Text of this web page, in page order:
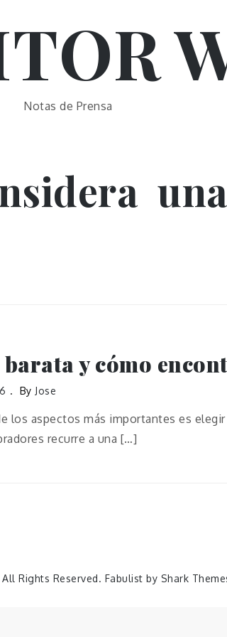
Notas de Prensa
una
y cómo
By Jose
los aspectos más importantes es
recurre a una […]
Rights Reserved. Fabulist by Shark